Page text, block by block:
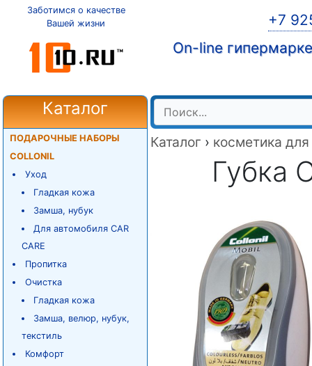
Заботимся о качестве
Вашей жизни
+7
On-line
Каталог
ПОДАРОЧНЫЕ НАБОРЫ
COLLONIL
Уход
Гладкая кожа
Замша, нубук
Для автомобиля CAR
CARE
Пропитка
Очистка
Гладкая кожа
Замша, велюр, нубук,
текстиль
Комфорт
Каталог › косметика
Губка